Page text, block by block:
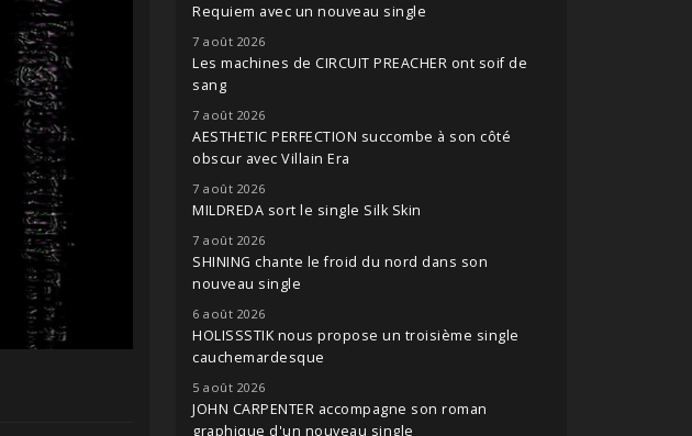
Requiem avec un nouveau single
7 août 2026
Les machines de CIRCUIT PREACHER ont soif de
sang
7 août 2026
AESTHETIC PERFECTION succombe à son côté
obscur avec Villain Era
7 août 2026
MILDREDA sort le single Silk Skin
7 août 2026
SHINING chante le froid du nord dans son
nouveau single
6 août 2026
HOLISSSTIK nous propose un troisième single
cauchemardesque
5 août 2026
JOHN CARPENTER accompagne son roman
graphique d'un nouveau single